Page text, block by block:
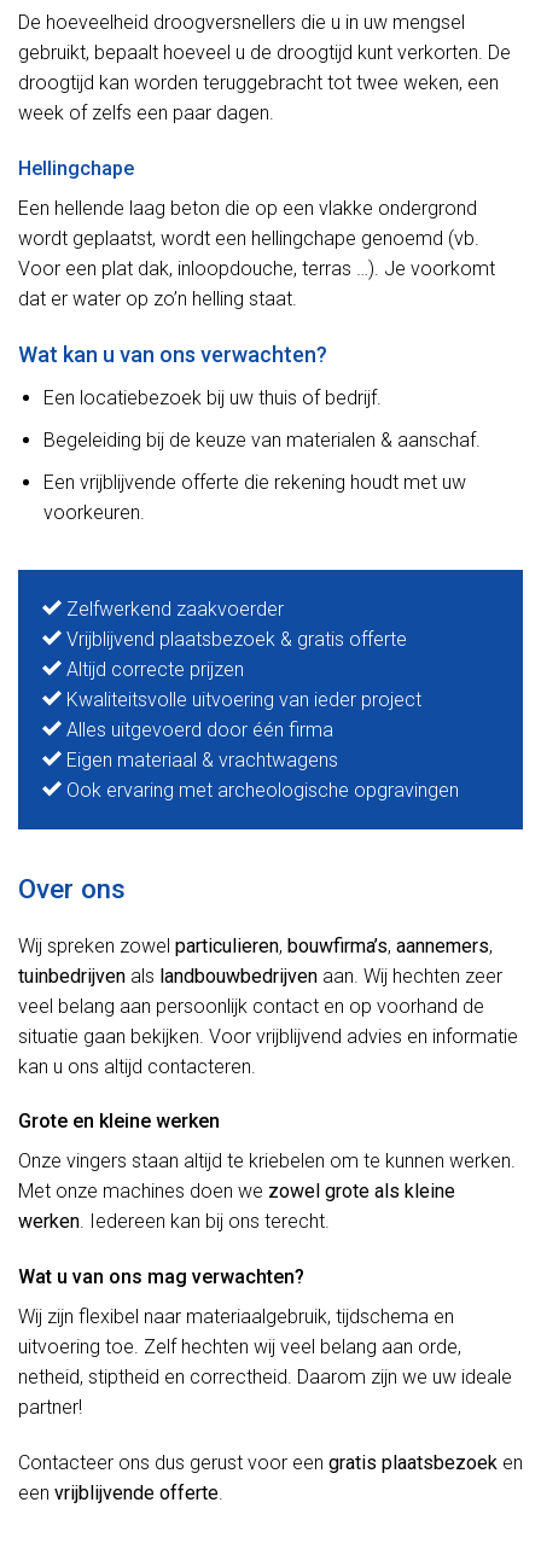
De hoeveelheid droogversnellers die u in uw mengsel
gebruikt, bepaalt hoeveel u de droogtijd kunt verkorten. De
droogtijd kan worden teruggebracht tot twee weken, een
week of zelfs een paar dagen.
Hellingchape
Een hellende laag beton die op een vlakke ondergrond
wordt geplaatst, wordt een hellingchape genoemd (vb.
Voor een plat dak, inloopdouche, terras …). Je voorkomt
dat er water op zo’n helling staat.
Wat kan u van ons verwachten?
Een locatiebezoek bij uw thuis of bedrijf.
Begeleiding bij de keuze van materialen & aanschaf.
Een vrijblijvende offerte die rekening houdt met uw
voorkeuren.
Zelfwerkend zaakvoerder
Vrijblijvend plaatsbezoek & gratis offerte
Altijd correcte prijzen
Kwaliteitsvolle uitvoering van ieder project
Alles uitgevoerd door één firma
Eigen materiaal & vrachtwagens
Ook ervaring met archeologische opgravingen
Over ons
Wij spreken zowel particulieren, bouwfirma’s, aannemers,
tuinbedrijven als landbouwbedrijven aan. Wij hechten zeer
veel belang aan persoonlijk contact en op voorhand de
situatie gaan bekijken. Voor vrijblijvend advies en informatie
kan u ons altijd contacteren.
Grote en kleine werken
Onze vingers staan altijd te kriebelen om te kunnen werken.
Met onze machines doen we zowel grote als kleine
werken. Iedereen kan bij ons terecht.
Wat u van ons mag verwachten?
Wij zijn flexibel naar materiaalgebruik, tijdschema en
uitvoering toe. Zelf hechten wij veel belang aan orde,
netheid, stiptheid en correctheid. Daarom zijn we uw ideale
partner!
Contacteer ons dus gerust voor een gratis plaatsbezoek en
een vrijblijvende offerte.